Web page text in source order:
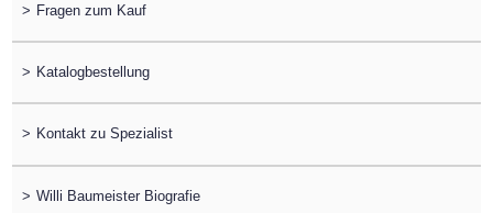
> Fragen zum Kauf
> Katalogbestellung
> Kontakt zu Spezialist
> Willi Baumeister Biografie